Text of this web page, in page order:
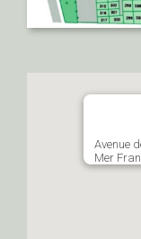
Avenue
Mer